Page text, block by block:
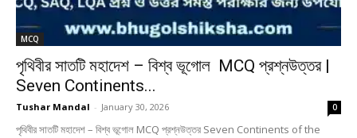
MCQ
পৃথিবীর সাতটি মহাদেশ – বিশ্ব ভূগোল MCQ প্রশ্নউত্তর |
Seven Continents...
Tushar Mandal - January 30, 2026 0
পৃথিবীর সাতটি মহাদেশ – বিশ্ব ভূগোল MCQ প্রশ্নউত্তর Seven Continents of the